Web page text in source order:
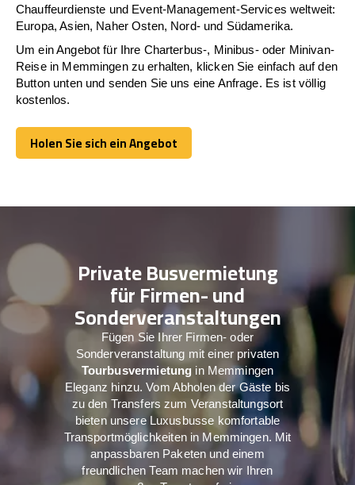
Chauffeurdienste und Event-Management-Services weltweit:
Europa, Asien, Naher Osten, Nord- und Südamerika.
Um ein Angebot für Ihre Charterbus-, Minibus- oder Minivan-
Reise in Memmingen zu erhalten, klicken Sie einfach auf den
Button unten und senden Sie uns eine Anfrage. Es ist völlig
kostenlos.
Holen Sie sich ein Angebot
Holen Sie sich ein Angebot
Private Busvermietung
für Firmen- und
Sonderveranstaltungen
Fügen Sie Ihrer Firmen- oder
Sonderveranstaltung mit einer privaten
Tourbusvermietung in Memmingen
Eleganz hinzu. Vom Abholen der Gäste bis
zu den Transfers zum Veranstaltungsort
bieten unsere Luxusbusse komfortable
Transportmöglichkeiten in Memmingen. Mit
anpassbaren Paketen und einem
freundlichen Team machen wir Ihren